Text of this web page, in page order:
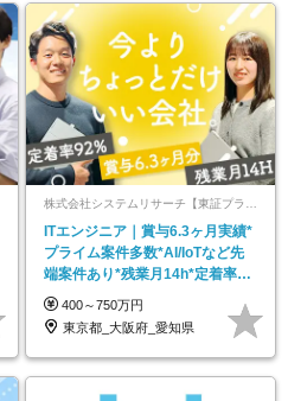
ITエンジニア｜賞与6.3ヶ月実績*
プライム案件多数*AI/IoTなど先
端案件あり*残業月14h*定着率
92%
400～750万円
東京都_大阪府_愛知県